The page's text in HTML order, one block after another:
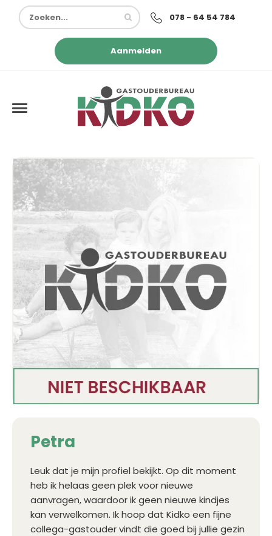
078 - 64 54 784
Aanmelden
Petra
Leuk dat je mijn profiel bekijkt. Op dit moment
heb ik helaas geen plek voor nieuwe
aanvragen, waardoor ik geen nieuwe kindjes
kan verwelkomen. Ik hoop dat Kidko een fijne
collega-gastouder vindt die goed bij jullie gezin